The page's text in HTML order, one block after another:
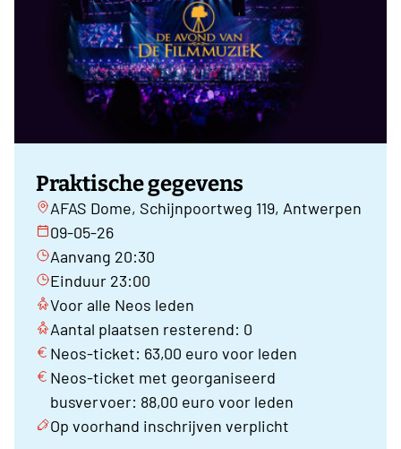
Praktische gegevens
AFAS Dome, Schijnpoortweg 119, Antwerpen
09-05-26
Aanvang 20:30
Einduur 23:00
Voor alle Neos leden
Aantal plaatsen resterend: 0
Neos-ticket: 63,00 euro voor leden
Neos-ticket met georganiseerd
busvervoer: 88,00 euro voor leden
Op voorhand inschrijven verplicht